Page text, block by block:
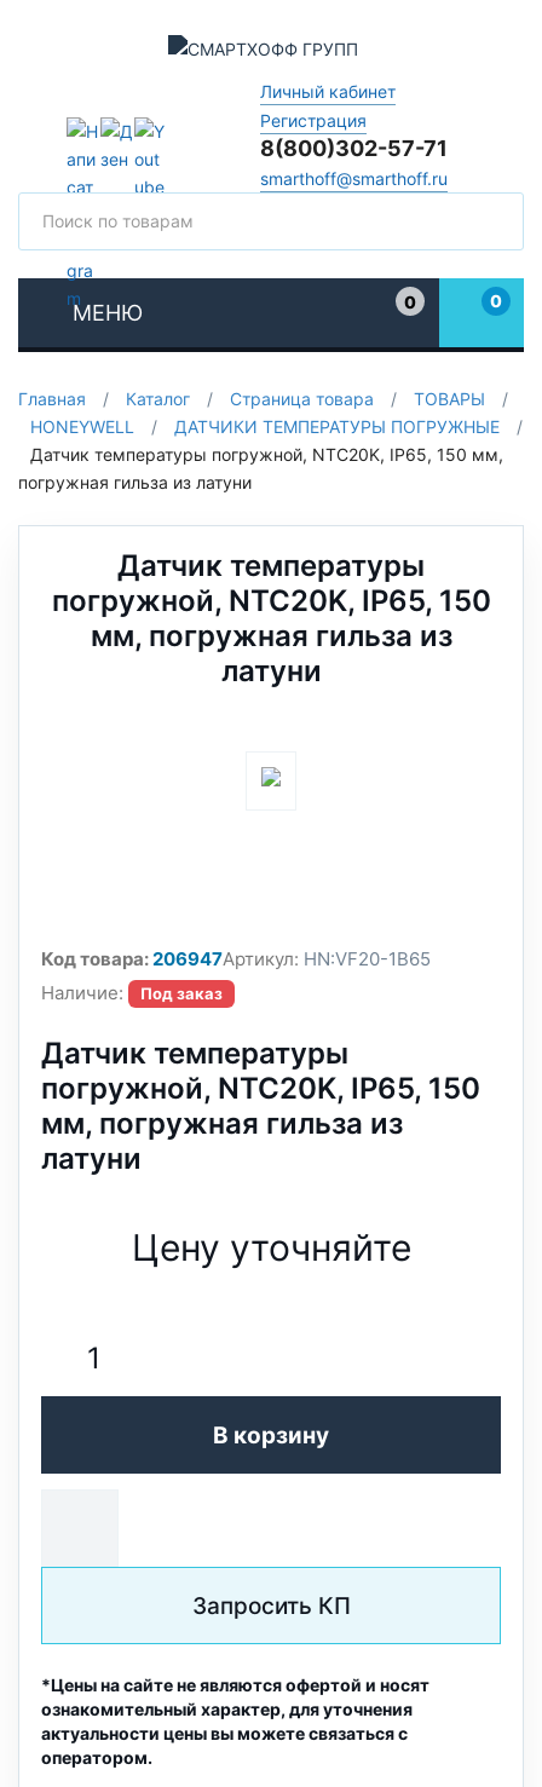
Личный кабинет
Регистрация
8(800)302-57-71
smarthoff@smarthoff.ru
МЕНЮ
0
0
Главная / Каталог / Страница товара / ТОВАРЫ
/
HONEYWELL
/ ДАТЧИКИ ТЕМПЕРАТУРЫ ПОГРУЖНЫЕ
/
Датчик температуры погружной, NTC20K, IP65, 150 мм,
погружная гильза из латуни
Датчик температуры
погружной, NTC20K, IP65, 150
мм, погружная гильза из
латуни
Код товара:206947Артикул: HN:VF20-1B65
Наличие:
Под заказ
Датчик температуры
погружной, NTC20K, IP65, 150
мм, погружная гильза из
латуни
Цену уточняйте
В корзину
Запросить КП
*Цены на сайте не являются офертой и носят
ознакомительный характер, для уточнения
актуальности цены вы можете связаться с
оператором.